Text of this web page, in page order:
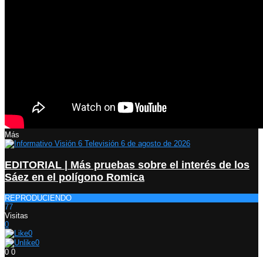
Más
EDITORIAL | Más pruebas sobre el interés de los
Sáez en el polígono Romica
REPRODUCIENDO
77
Visitas
0
0
0
0 0